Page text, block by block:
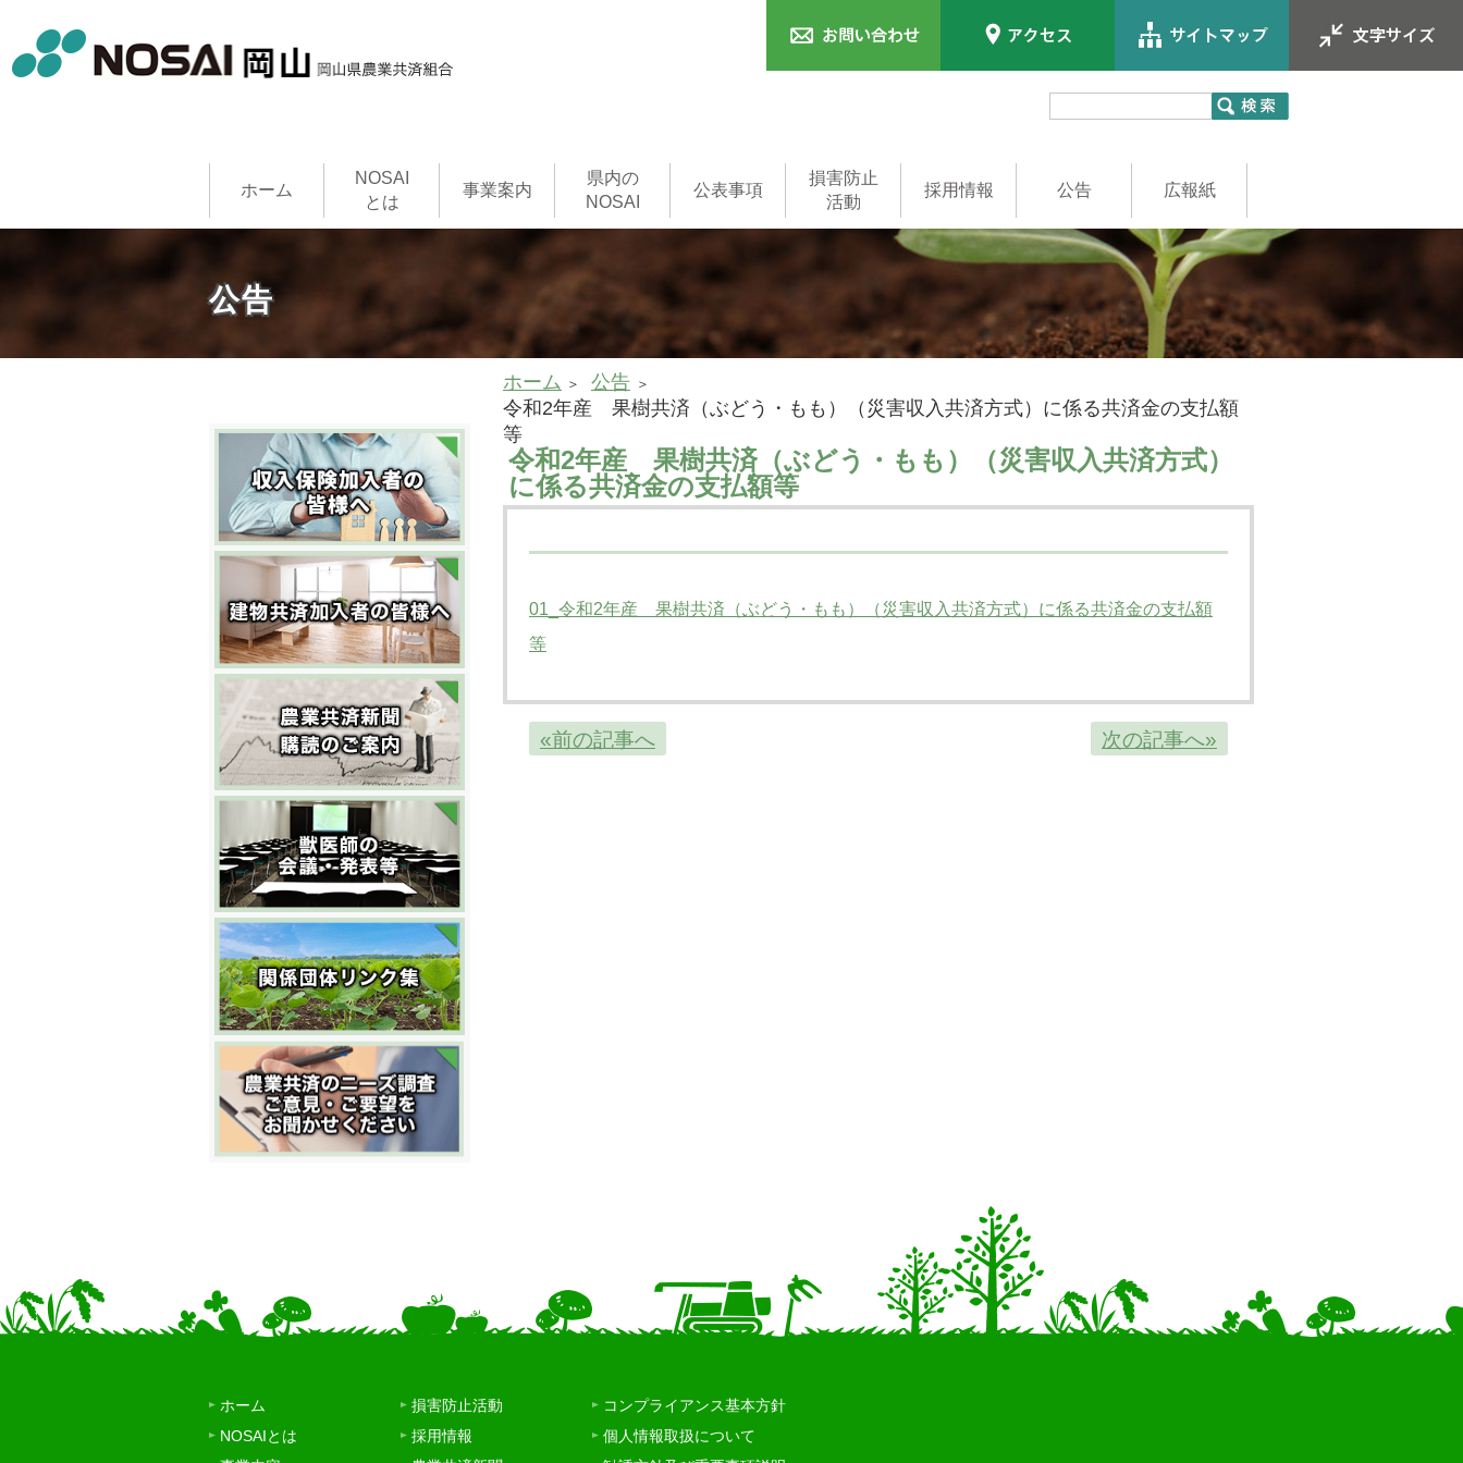
ホーム
NOSAI
とは
事業案内
農作物共済
県内の
NOSAI
本支所
家畜診療所
公表事項
損害防止
活動
採用情報
一般事務職員
家畜診療所職員
(獣医師)
公告 広報紙
公告
ホーム
公告
令和2年産 果樹共済（ぶどう・もも）（災害収入共済方式）に係る共済金の支払額
等
令和2年産 果樹共済（ぶどう・もも）（災害収入共済方式）
に係る共済金の支払額等
01_令和2年産 果樹共済（ぶどう・もも）（災害収入共済方式）に係る共済金の支払額
等
«前の記事へ 次の記事へ»
ホーム
NOSAIとは
損害防止活動
採用情報
コンプライアンス基本方針
個人情報取扱について